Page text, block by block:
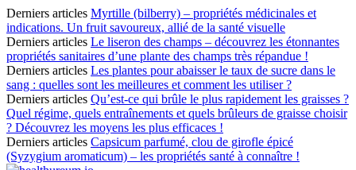
Derniers articles Myrtille (bilberry) – propriétés médicinales et
indications. Un fruit savoureux, allié de la santé visuelle
Derniers articles Le liseron des champs – découvrez les étonnantes
propriétés sanitaires d’une plante des champs très répandue !
Derniers articles Les plantes pour abaisser le taux de sucre dans le
sang : quelles sont les meilleures et comment les utiliser ?
Derniers articles Qu’est-ce qui brûle le plus rapidement les graisses ?
Quel régime, quels entraînements et quels brûleurs de graisse choisir
? Découvrez les moyens les plus efficaces !
Derniers articles Capsicum parfumé, clou de girofle épicé
(Syzygium aromaticum) – les propriétés santé à connaître !